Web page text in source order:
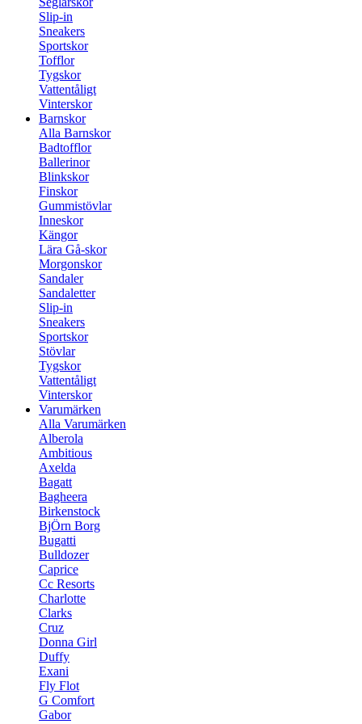
Slip-in
Sneakers
Sportskor
Tofflor
Tygskor
Vattentåligt
Vinterskor
Barnskor
Alla Barnskor
Badtofflor
Ballerinor
Blinkskor
Finskor
Gummistövlar
Inneskor
Kängor
Lära Gå-skor
Morgonskor
Sandaler
Sandaletter
Slip-in
Sneakers
Sportskor
Stövlar
Tygskor
Vattentåligt
Vinterskor
Varumärken
Alla Varumärken
Alberola
Ambitious
Axelda
Bagatt
Bagheera
Birkenstock
BjÖrn Borg
Bugatti
Bulldozer
Caprice
Cc Resorts
Charlotte
Clarks
Cruz
Donna Girl
Duffy
Exani
Fly Flot
G Comfort
Gabor